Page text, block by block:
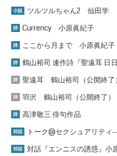
小説 ツルツルちゃん2 仙田学
詩 Currency 小原眞紀子
詩 ここから月まで 小原眞紀子
詩 鶴山裕司 連作詩『聖遠耳 日日
詩 聖遠耳 鶴山裕司（公開終了）
詩 羽沢 鶴山裕司（公開終了）
詩 高津敬三 俳句作品
対話 トーク@セクシュアリテ
対話 対話『エンニスの誘惑』小